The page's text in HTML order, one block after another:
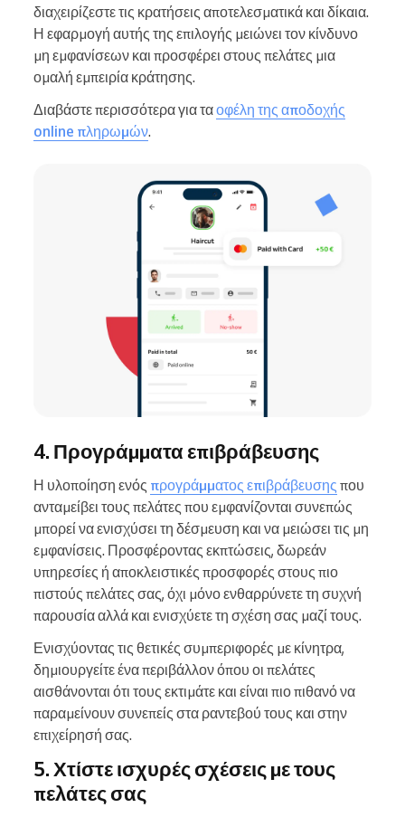
διαχειρίζεστε τις κρατήσεις αποτελεσματικά και δίκαια.
Η εφαρμογή αυτής της επιλογής μειώνει τον κίνδυνο
μη εμφανίσεων και προσφέρει στους πελάτες μια
ομαλή εμπειρία κράτησης.
Διαβάστε περισσότερα για ταοφέλη της αποδοχής
online πληρωμών.
4. Προγράμματα επιβράβευσης
Η υλοποίηση ενός προγράμματος επιβράβευσης που
ανταμείβει τους πελάτες που εμφανίζονται συνεπώς
μπορεί να ενισχύσει τη δέσμευση και να μειώσει τις μη
εμφανίσεις. Προσφέροντας εκπτώσεις, δωρεάν
υπηρεσίες ή αποκλειστικές προσφορές στους πιο
πιστούς πελάτες σας, όχι μόνο ενθαρρύνετε τη συχνή
παρουσία αλλά και ενισχύετε τη σχέση σας μαζί τους.
Ενισχύοντας τις θετικές συμπεριφορές με κίνητρα,
δημιουργείτε ένα περιβάλλον όπου οι πελάτες
αισθάνονται ότι τους εκτιμάτε και είναι πιο πιθανό να
παραμείνουν συνεπείς στα ραντεβού τους και στην
επιχείρησή σας.
5. Χτίστε ισχυρές σχέσεις με τους
πελάτες σας